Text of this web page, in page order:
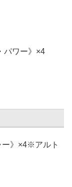
パワー》×4
ー》×4※アルト